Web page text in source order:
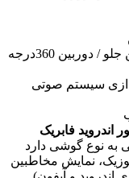
360درجه
سیستم صوتی
اندروید فابریک
نمایش مخاطبین